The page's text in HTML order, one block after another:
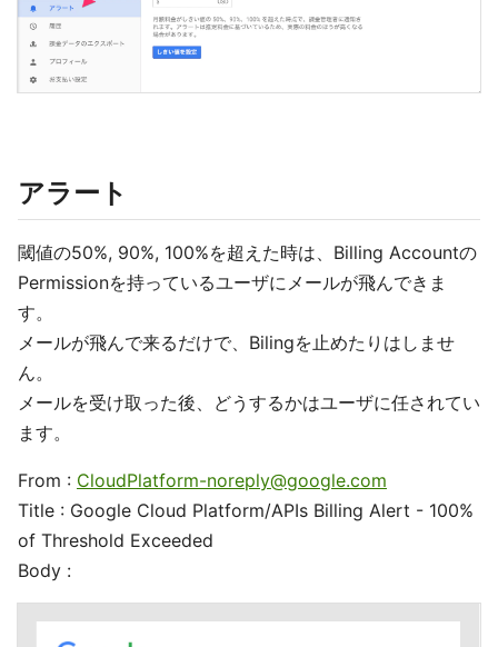
アラート
閾値の50%, 90%, 100%を超えた時は、Billing Accountの
Permissionを持っているユーザにメールが飛んできま
す。
メールが飛んで来るだけで、Bilingを止めたりはしませ
ん。
メールを受け取った後、どうするかはユーザに任されてい
ます。
From : CloudPlatform-noreply@google.com
Title : Google Cloud Platform/APIs Billing Alert - 100%
of Threshold Exceeded
Body :